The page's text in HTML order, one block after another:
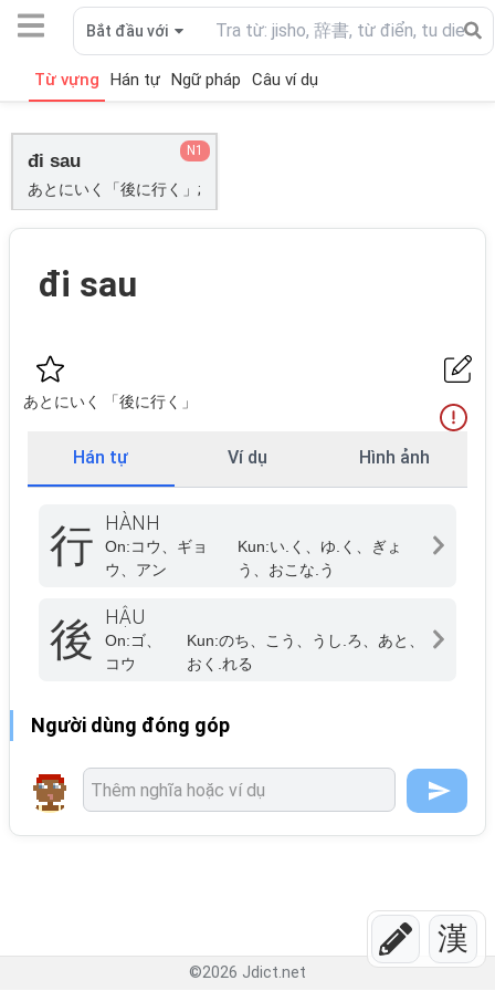
漢
Bắt đầu với
Từ vựng Hán tự Ngữ pháp Câu ví dụ
đi sau
あとにいく「後に行く」;
N1
đi sau
あとにいく 「後に行く」
Hán tự Ví dụ Hình ảnh
行 HÀNH
On:コウ、ギョ
ウ、アン
Kun:い.く、ゆ.く、ぎょ
う、おこな.う
後 HẬU
On:ゴ、
コウ
Kun:のち、こう、うし.ろ、あと、
おく.れる
Người dùng đóng góp
©2026 Jdict.net